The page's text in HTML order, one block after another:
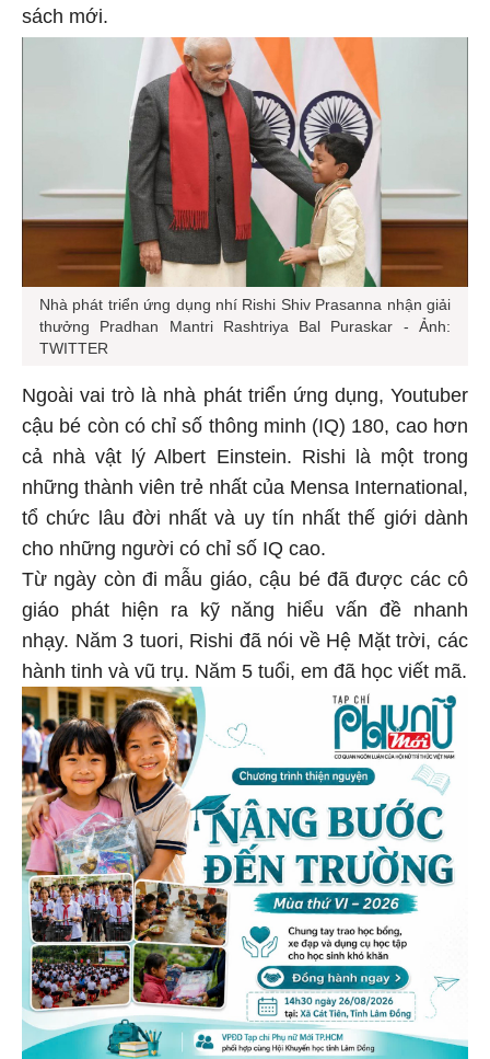
sách mới.
Nhà phát triển ứng dụng nhí Rishi Shiv Prasanna nhận giải
thưởng Pradhan Mantri Rashtriya Bal Puraskar - Ảnh:
TWITTER
Ngoài vai trò là nhà phát triển ứng dụng, Youtuber
cậu bé còn có chỉ số thông minh (IQ) 180, cao hơn
cả nhà vật lý Albert Einstein. Rishi là một trong
những thành viên trẻ nhất của Mensa International,
tổ chức lâu đời nhất và uy tín nhất thế giới dành
cho những người có chỉ số IQ cao.
Từ ngày còn đi mẫu giáo, cậu bé đã được các cô
giáo phát hiện ra kỹ năng hiểu vấn đề nhanh
nhạy. Năm 3 tuori, Rishi đã nói về Hệ Mặt trời, các
hành tinh và vũ trụ. Năm 5 tuổi, em đã học viết mã.